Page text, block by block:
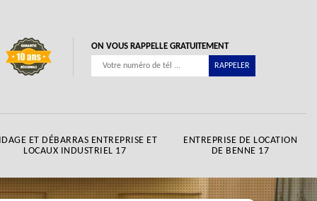
ON VOUS RAPPELLE GRATUITEMENT
ET DÉBARRAS ENTREPRISE ET
LOCAUX INDUSTRIEL 17
ENTREPRISE DE LOCATION
DE BENNE 17